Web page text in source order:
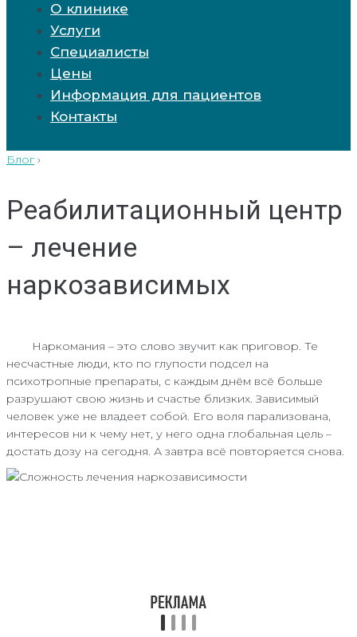
О клинике
Услуги
Специалисты
Цены
Информация для пациентов
Контакты
Блог ›
Реабилитационный центр
– лечение
наркозависимых
Наркомания – это слово звучит как приговор. Те
несчастные люди, кто по глупости подсел на
психотропные препараты, с каждым днём всё больше
разрушают свою жизнь и счастье близких. Зависимый
человек уже не владеет собой. Его воля парализована,
интересов ни к чему нет, у него одна глобальная цель –
достать дозу на сегодня. А завтра всё повторяется снова.